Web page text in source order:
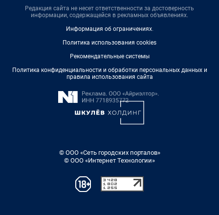
Редакция сайта не несет ответственности за достоверность
информации, содержащейся в рекламных объявлениях.
Информация об ограничениях.
Политика использования cookies
Рекомендательные системы
Политика конфиденциальности и обработки персональных данных и
правила использования сайта
© ООО «Сеть городских порталов»
© ООО «Интернет Технологии»